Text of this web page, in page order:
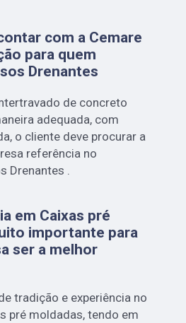
com a Cemare
para quem
Drenantes
de concreto
adequada, com
o cliente deve procurar a
referência no
Drenantes .
em Caixas pré
importante para
ser a melhor
tradição e experiência no
pré moldadas, tendo em